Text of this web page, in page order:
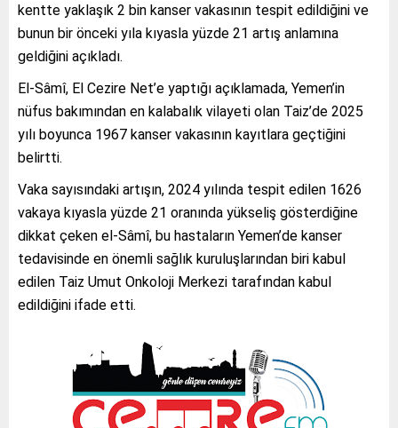
kentte yaklaşık 2 bin kanser vakasının tespit edildiğini ve
bunun bir önceki yıla kıyasla yüzde 21 artış anlamına
geldiğini açıkladı.
El-Sâmî, El Cezire Net’e yaptığı açıklamada, Yemen’in
nüfus bakımından en kalabalık vilayeti olan Taiz’de 2025
yılı boyunca 1967 kanser vakasının kayıtlara geçtiğini
belirtti.
Vaka sayısındaki artışın, 2024 yılında tespit edilen 1626
vakaya kıyasla yüzde 21 oranında yükseliş gösterdiğine
dikkat çeken el-Sâmî, bu hastaların Yemen’de kanser
tedavisinde en önemli sağlık kuruluşlarından biri kabul
edilen Taiz Umut Onkoloji Merkezi tarafından kabul
edildiğini ifade etti.